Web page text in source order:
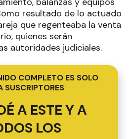
resultado de lo actuado
que regenteaba la venta
quienes serán
autoridades judiciales.
COMPLETO ES SOLO
SUSCRIPTORES
A ESTE Y A
LOS